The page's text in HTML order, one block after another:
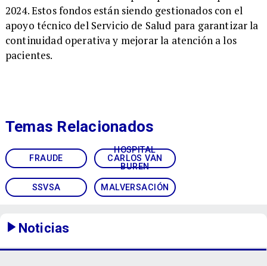
2024. Estos fondos están siendo gestionados con el
apoyo técnico del Servicio de Salud para garantizar la
continuidad operativa y mejorar la atención a los
pacientes.
FRAUDE
HOSPITAL
CARLOS VAN
BUREN
SSVSA MALVERSACIÓN
Temas Relacionados
Noticias